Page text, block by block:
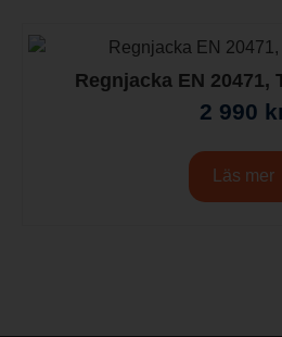
Regnjacka EN 20471,
2 990
Läs mer